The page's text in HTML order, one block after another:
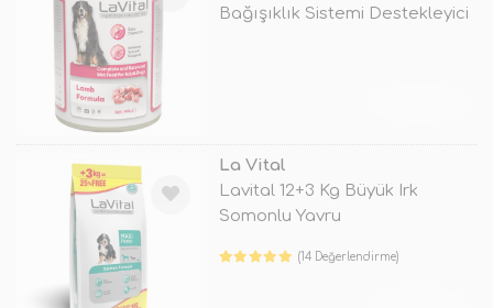
Bağışıklık Sistemi Destekleyici
La Vital
Lavital 12+3 Kg Büyük Irk
Somonlu Yavru
(14 Değerlendirme)